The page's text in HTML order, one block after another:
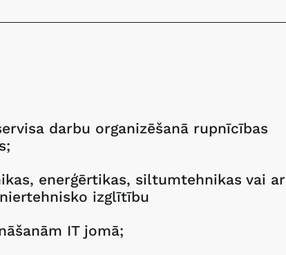
darbu organizēšanā rupnīcības
enerģērtikas, siltumtehnikas vai ar
izglītību
IT jomā;